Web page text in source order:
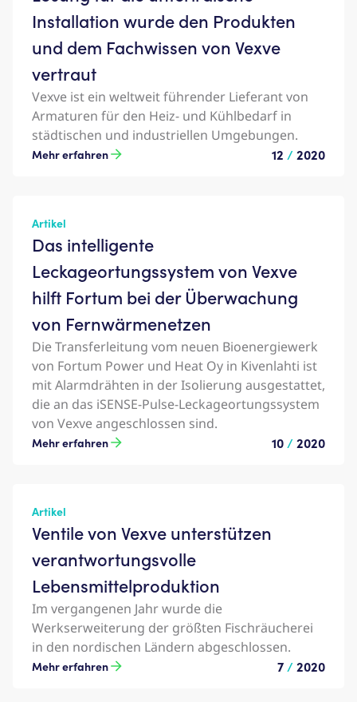
Installation wurde den Produkten
und dem Fachwissen von Vexve
vertraut
Vexve ist ein weltweit führender Lieferant von
Armaturen für den Heiz- und Kühlbedarf in
städtischen und industriellen Umgebungen.
Mehr erfahren 12 /2020
Artikel
Das intelligente
Leckageortungssystem von Vexve
hilft Fortum bei der Überwachung
von Fernwärmenetzen
Die Transferleitung vom neuen Bioenergiewerk
von Fortum Power und Heat Oy in Kivenlahti ist
mit Alarmdrähten in der Isolierung ausgestattet,
die an das iSENSE-Pulse-Leckageortungssystem
von Vexve angeschlossen sind.
Mehr erfahren 10 /2020
Artikel
Ventile von Vexve unterstützen
verantwortungsvolle
Lebensmittelproduktion
Im vergangenen Jahr wurde die
Werkserweiterung der größten Fischräucherei
in den nordischen Ländern abgeschlossen.
Mehr erfahren 7 /2020